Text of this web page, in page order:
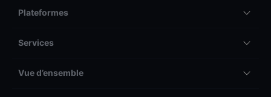
Plateformes
Services
Vue d’ensemble